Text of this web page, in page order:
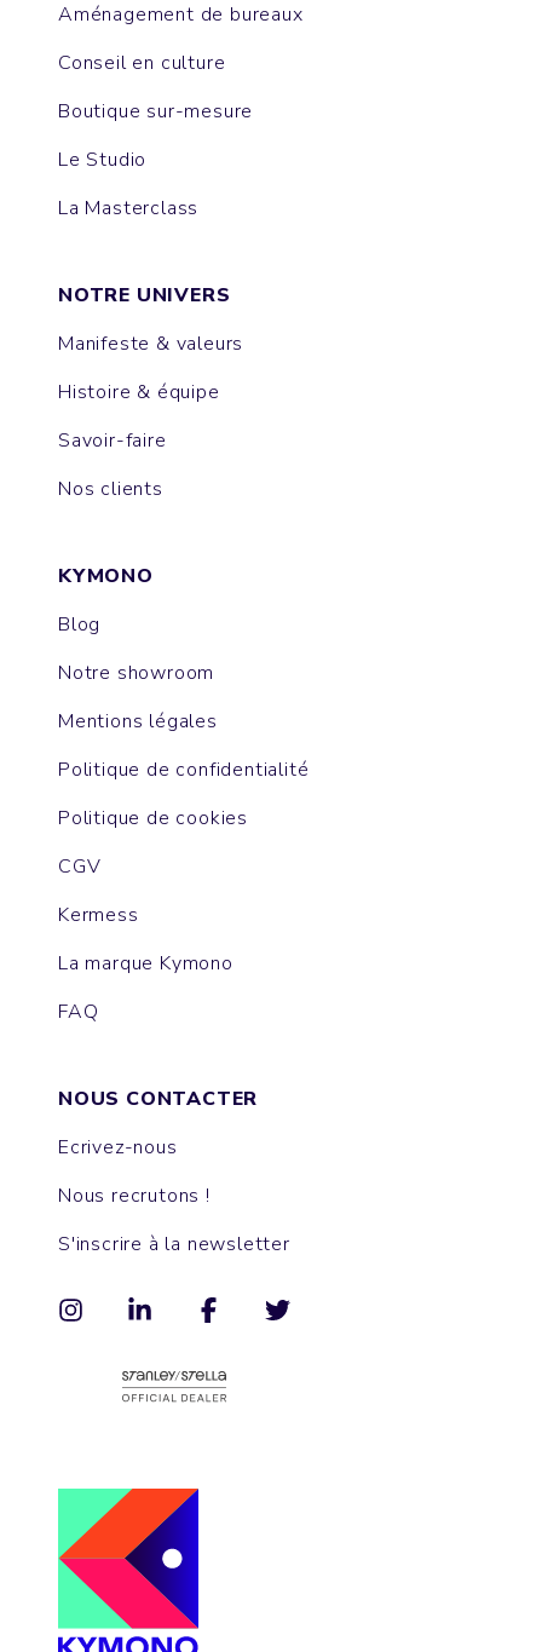
Aménagement de bureaux
Conseil en culture
Boutique sur-mesure
Le Studio
La Masterclass
NOTRE UNIVERS
Manifeste & valeurs
Histoire & équipe
Savoir-faire
Nos clients
KYMONO
Blog
Notre showroom
Mentions légales
Politique de confidentialité
Politique de cookies
CGV
Kermess
La marque Kymono
FAQ
NOUS CONTACTER
Ecrivez-nous
Nous recrutons !
S'inscrire à la newsletter